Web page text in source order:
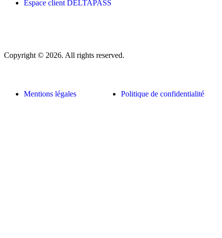
Espace client DELTAPASS
Copyright © 2026. All rights reserved.
Mentions légales Politique de confidentialité